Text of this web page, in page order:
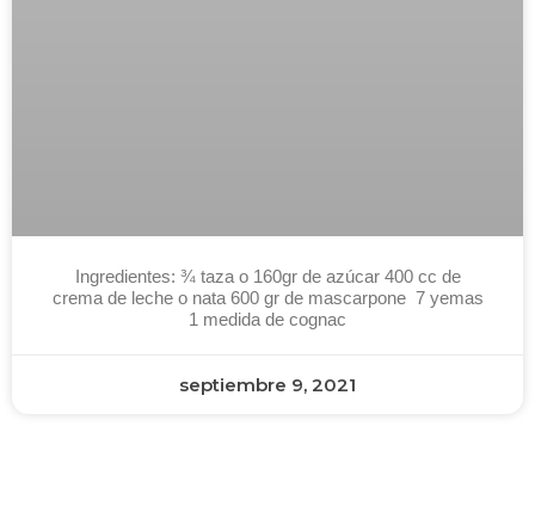
Ingredientes: ¾ taza o 160gr de azúcar 400 cc de
crema de leche o nata 600 gr de mascarpone 7 yemas
1 medida de cognac
septiembre 9, 2021